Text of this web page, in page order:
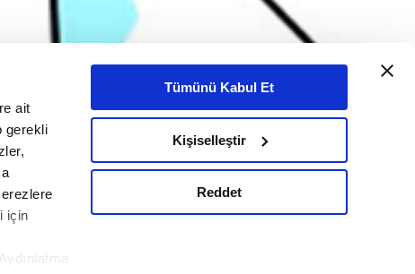
ait
gerekli
için
Tümünü Kabul Et
Kişiselleştir
Reddet